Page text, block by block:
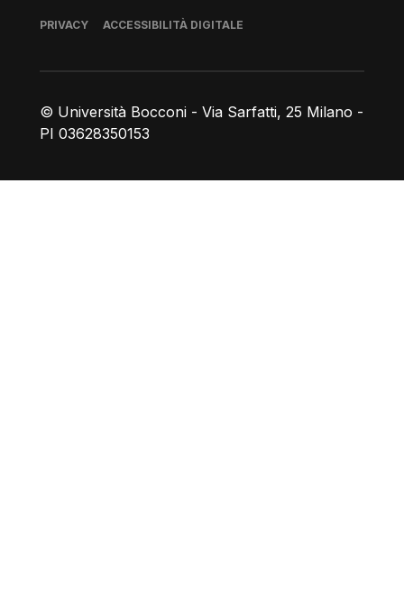
© Università Bocconi - Via Sarfatti, 25 Milano -
PI 03628350153
Piè di pagina
PRIVACY ACCESSIBILITÀ DIGITALE